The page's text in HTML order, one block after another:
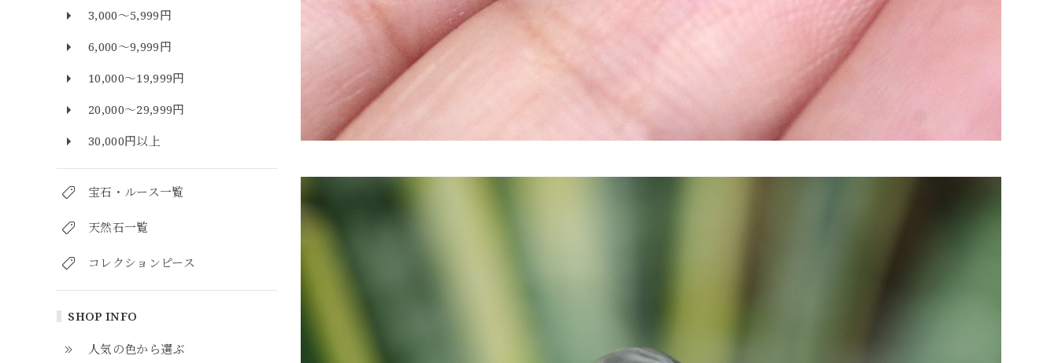
3,000～5,999円
6,000～9,999円
10,000～19,999円
20,000～29,999円
30,000円以上
宝石・ルース一覧
天然石一覧
コレクションピース
SHOP INFO
人気の色から選ぶ